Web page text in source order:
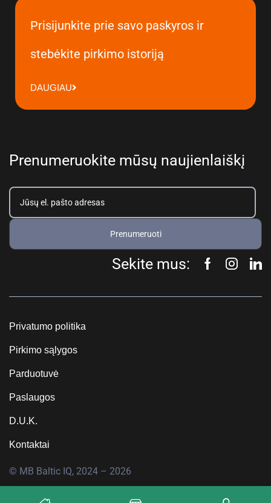
Prisijunkite prie savo paskyros ir
stebėkite pirkimo istoriją
DAUGIAU
Prenumeruokite mūsų naujienlaiškį
Prenumeruoti
Sekite mus:
Privatumo politika
Pirkimo sąlygos
Parduotuvė
Paslaugos
D.U.K.
Kontaktai
© MB Baltic IQ, 2024 – 2026